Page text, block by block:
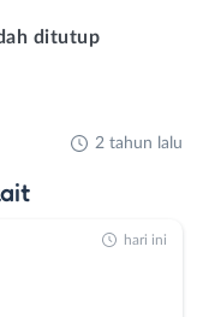
ditutup
2 tahun lalu
hari ini